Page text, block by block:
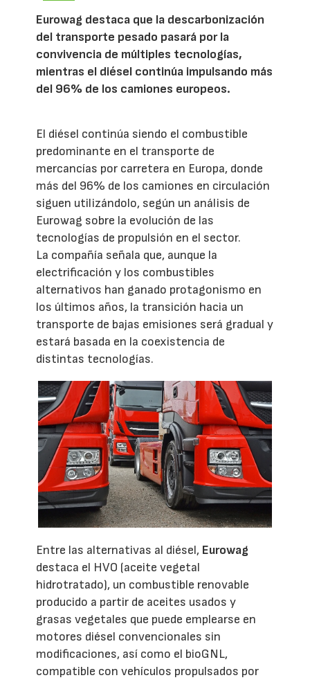
Eurowag destaca que la descarbonización
del transporte pesado pasará por la
convivencia de múltiples tecnologías,
mientras el diésel continúa impulsando más
del 96% de los camiones europeos.
El diésel continúa siendo el combustible
predominante en el transporte de
mercancías por carretera en Europa, donde
más del 96% de los camiones en circulación
siguen utilizándolo, según un análisis de
Eurowag sobre la evolución de las
tecnologías de propulsión en el sector.
La compañía señala que, aunque la
electrificación y los combustibles
alternativos han ganado protagonismo en
los últimos años, la transición hacia un
transporte de bajas emisiones será gradual y
estará basada en la coexistencia de
distintas tecnologías.
Entre las alternativas al diésel, Eurowag
destaca el HVO (aceite vegetal
hidrotratado), un combustible renovable
producido a partir de aceites usados y
grasas vegetales que puede emplearse en
motores diésel convencionales sin
modificaciones, así como el bioGNL,
compatible con vehículos propulsados por